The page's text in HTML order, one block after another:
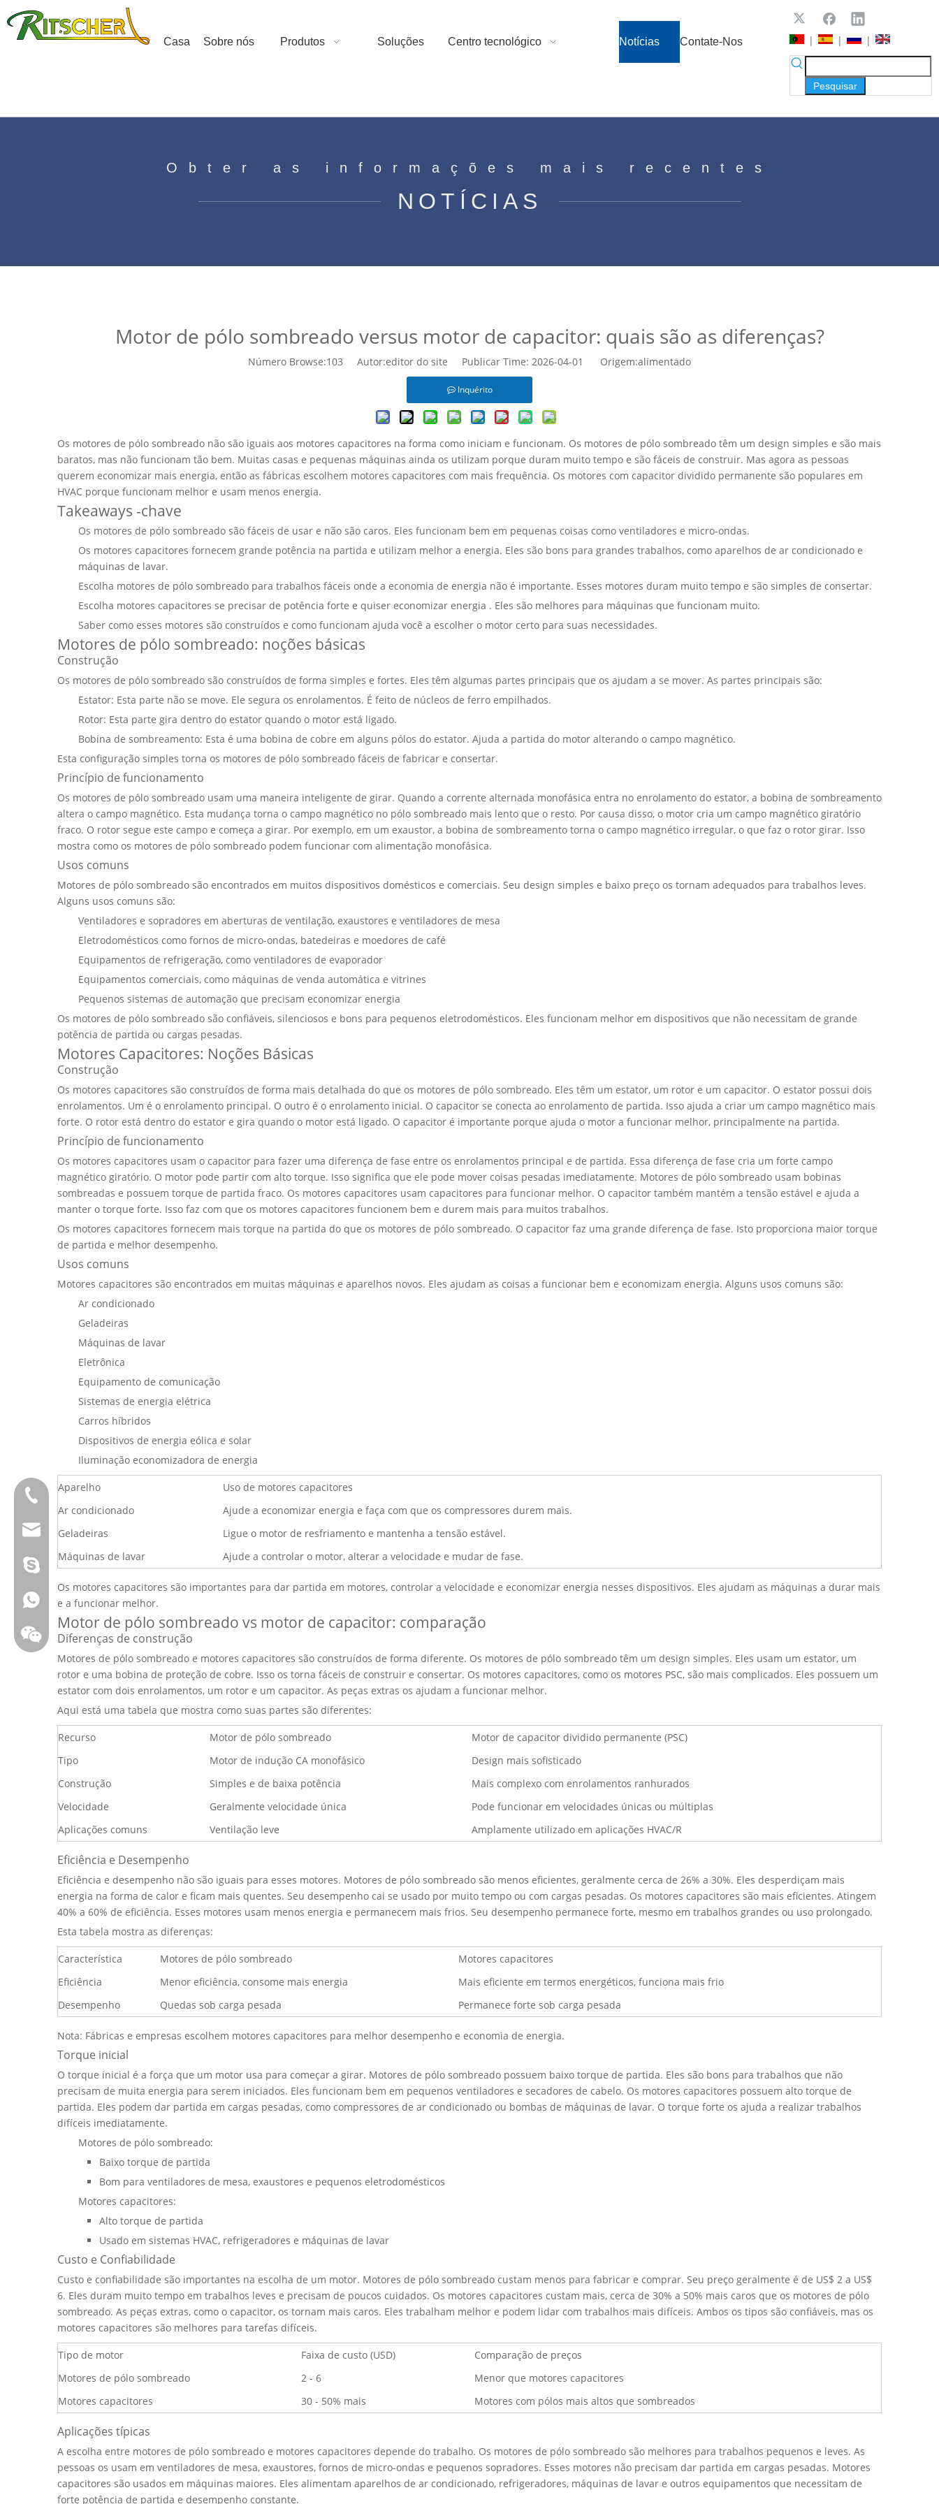
Casa Sobre nós Produtos Soluções Centro tecnológico Notícias Contate-Nos | | |
Pesquisar
Obter as informações mais recentes
NOTÍCIAS
Motor de pólo sombreado versus motor de capacitor: quais são as diferenças?
Número Browse:103 Autor:editor do site Publicar Time: 2026-04-01 Origem:alimentado
Inquérito
Os motores de pólo sombreado não são iguais aos motores capacitores na forma como iniciam e funcionam. Os motores de pólo sombreado têm um design simples e são mais
baratos, mas não funcionam tão bem. Muitas casas e pequenas máquinas ainda os utilizam porque duram muito tempo e são fáceis de construir. Mas agora as pessoas
querem economizar mais energia, então as fábricas escolhem motores capacitores com mais frequência. Os motores com capacitor dividido permanente são populares em
HVAC porque funcionam melhor e usam menos energia.
Takeaways -chave
Os motores de pólo sombreado são fáceis de usar e não são caros. Eles funcionam bem em pequenas coisas como ventiladores e micro-ondas.
Os motores capacitores fornecem grande potência na partida e utilizam melhor a energia. Eles são bons para grandes trabalhos, como aparelhos de ar condicionado e
máquinas de lavar.
Escolha motores de pólo sombreado para trabalhos fáceis onde a economia de energia não é importante. Esses motores duram muito tempo e são simples de consertar.
Escolha motores capacitores se precisar de potência forte e quiser economizar energia . Eles são melhores para máquinas que funcionam muito.
Saber como esses motores são construídos e como funcionam ajuda você a escolher o motor certo para suas necessidades.
Motores de pólo sombreado: noções básicas
Construção
Os motores de pólo sombreado são construídos de forma simples e fortes. Eles têm algumas partes principais que os ajudam a se mover. As partes principais são:
Estator: Esta parte não se move. Ele segura os enrolamentos. É feito de núcleos de ferro empilhados.
Rotor: Esta parte gira dentro do estator quando o motor está ligado.
Bobina de sombreamento: Esta é uma bobina de cobre em alguns pólos do estator. Ajuda a partida do motor alterando o campo magnético.
Esta configuração simples torna os motores de pólo sombreado fáceis de fabricar e consertar.
Princípio de funcionamento
Os motores de pólo sombreado usam uma maneira inteligente de girar. Quando a corrente alternada monofásica entra no enrolamento do estator, a bobina de sombreamento
altera o campo magnético. Esta mudança torna o campo magnético no pólo sombreado mais lento que o resto. Por causa disso, o motor cria um campo magnético giratório
fraco. O rotor segue este campo e começa a girar. Por exemplo, em um exaustor, a bobina de sombreamento torna o campo magnético irregular, o que faz o rotor girar. Isso
mostra como os motores de pólo sombreado podem funcionar com alimentação monofásica.
Usos comuns
Motores de pólo sombreado são encontrados em muitos dispositivos domésticos e comerciais. Seu design simples e baixo preço os tornam adequados para trabalhos leves.
Alguns usos comuns são:
Ventiladores e sopradores em aberturas de ventilação, exaustores e ventiladores de mesa
Eletrodomésticos como fornos de micro-ondas, batedeiras e moedores de café
Equipamentos de refrigeração, como ventiladores de evaporador
Equipamentos comerciais, como máquinas de venda automática e vitrines
Pequenos sistemas de automação que precisam economizar energia
Os motores de pólo sombreado são confiáveis, silenciosos e bons para pequenos eletrodomésticos. Eles funcionam melhor em dispositivos que não necessitam de grande
potência de partida ou cargas pesadas.
Motores Capacitores: Noções Básicas
Construção
Os motores capacitores são construídos de forma mais detalhada do que os motores de pólo sombreado. Eles têm um estator, um rotor e um capacitor. O estator possui dois
enrolamentos. Um é o enrolamento principal. O outro é o enrolamento inicial. O capacitor se conecta ao enrolamento de partida. Isso ajuda a criar um campo magnético mais
forte. O rotor está dentro do estator e gira quando o motor está ligado. O capacitor é importante porque ajuda o motor a funcionar melhor, principalmente na partida.
Princípio de funcionamento
Os motores capacitores usam o capacitor para fazer uma diferença de fase entre os enrolamentos principal e de partida. Essa diferença de fase cria um forte campo
magnético giratório. O motor pode partir com alto torque. Isso significa que ele pode mover coisas pesadas imediatamente. Motores de pólo sombreado usam bobinas
sombreadas e possuem torque de partida fraco. Os motores capacitores usam capacitores para funcionar melhor. O capacitor também mantém a tensão estável e ajuda a
manter o torque forte. Isso faz com que os motores capacitores funcionem bem e durem mais para muitos trabalhos.
Os motores capacitores fornecem mais torque na partida do que os motores de pólo sombreado. O capacitor faz uma grande diferença de fase. Isto proporciona maior torque
de partida e melhor desempenho.
Usos comuns
Motores capacitores são encontrados em muitas máquinas e aparelhos novos. Eles ajudam as coisas a funcionar bem e economizam energia. Alguns usos comuns são:
Ar condicionado
Geladeiras
Máquinas de lavar
Eletrônica
Equipamento de comunicação
Sistemas de energia elétrica
Carros híbridos
Dispositivos de energia eólica e solar
Iluminação economizadora de energia
Aparelho
Uso de motores capacitores
Ar condicionado
Ajude a economizar energia e faça com que os compressores durem mais.
Geladeiras
Ligue o motor de resfriamento e mantenha a tensão estável.
Máquinas de lavar
Ajude a controlar o motor, alterar a velocidade e mudar de fase.
Os motores capacitores são importantes para dar partida em motores, controlar a velocidade e economizar energia nesses dispositivos. Eles ajudam as máquinas a durar mais
e a funcionar melhor.
Motor de pólo sombreado vs motor de capacitor: comparação
Diferenças de construção
Motores de pólo sombreado e motores capacitores são construídos de forma diferente. Os motores de pólo sombreado têm um design simples. Eles usam um estator, um
rotor e uma bobina de proteção de cobre. Isso os torna fáceis de construir e consertar. Os motores capacitores, como os motores PSC, são mais complicados. Eles possuem um
estator com dois enrolamentos, um rotor e um capacitor. As peças extras os ajudam a funcionar melhor.
Aqui está uma tabela que mostra como suas partes são diferentes:
Recurso Motor de pólo sombreado
Motor de capacitor dividido permanente (PSC)
Tipo
Motor de indução CA monofásico
Design mais sofisticado
Construção
Simples e de baixa potência
Mais complexo com enrolamentos ranhurados
Velocidade
Geralmente velocidade única
Pode funcionar em velocidades únicas ou múltiplas
Aplicações comuns
Ventilação leve Amplamente utilizado em aplicações HVAC/R
Eficiência e Desempenho
Eficiência e desempenho não são iguais para esses motores. Motores de pólo sombreado são menos eficientes, geralmente cerca de 26% a 30%. Eles desperdiçam mais
energia na forma de calor e ficam mais quentes. Seu desempenho cai se usado por muito tempo ou com cargas pesadas. Os motores capacitores são mais eficientes. Atingem
40% a 60% de eficiência. Esses motores usam menos energia e permanecem mais frios. Seu desempenho permanece forte, mesmo em trabalhos grandes ou uso prolongado.
Esta tabela mostra as diferenças:
Característica Motores de pólo sombreado
Motores capacitores
Eficiência
Menor eficiência, consome mais energia
Mais eficiente em termos energéticos, funciona mais frio
Desempenho
Quedas sob carga pesada Permanece forte sob carga pesada
Nota: Fábricas e empresas escolhem motores capacitores para melhor desempenho e economia de energia.
Torque inicial
O torque inicial é a força que um motor usa para começar a girar. Motores de pólo sombreado possuem baixo torque de partida. Eles são bons para trabalhos que não
precisam de muita energia para serem iniciados. Eles funcionam bem em pequenos ventiladores e secadores de cabelo. Os motores capacitores possuem alto torque de
partida. Eles podem dar partida em cargas pesadas, como compressores de ar condicionado ou bombas de máquinas de lavar. O torque forte os ajuda a realizar trabalhos
difíceis imediatamente.
Motores de pólo sombreado:
Baixo torque de partida
Bom para ventiladores de mesa, exaustores e pequenos eletrodomésticos
Motores capacitores:
Alto torque de partida
Usado em sistemas HVAC, refrigeradores e máquinas de lavar
Custo e Confiabilidade
Custo e confiabilidade são importantes na escolha de um motor. Motores de pólo sombreado custam menos para fabricar e comprar. Seu preço geralmente é de US$ 2 a US$
6. Eles duram muito tempo em trabalhos leves e precisam de poucos cuidados. Os motores capacitores custam mais, cerca de 30% a 50% mais caros que os motores de pólo
sombreado. As peças extras, como o capacitor, os tornam mais caros. Eles trabalham melhor e podem lidar com trabalhos mais difíceis. Ambos os tipos são confiáveis, mas os
motores capacitores são melhores para tarefas difíceis.
Tipo de motor Faixa de custo (USD)
Comparação de preços
Motores de pólo sombreado
2 - 6
Menor que motores capacitores
Motores capacitores
30 - 50% mais Motores com pólos mais altos que sombreados
Aplicações típicas
A escolha entre motores de pólo sombreado e motores capacitores depende do trabalho. Os motores de pólo sombreado são melhores para trabalhos pequenos e leves. As
pessoas os usam em ventiladores de mesa, exaustores, fornos de micro-ondas e pequenos sopradores. Esses motores não precisam dar partida em cargas pesadas. Motores
capacitores são usados ​​em máquinas maiores. Eles alimentam aparelhos de ar condicionado, refrigeradores, máquinas de lavar e outros equipamentos que necessitam de
forte potência de partida e desempenho constante.
Tel:0086 13808637315
E-mail:james@hkritscher.com
E-mail:admin@hkritscher.com
Skype: whzggm
Whatsapp:+86 13808637315
Bate-papo: weiyu287